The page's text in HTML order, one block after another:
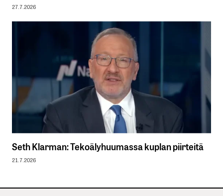
27.7.2026
Seth Klarman: Tekoälyhuumassa kuplan piirteitä
21.7.2026